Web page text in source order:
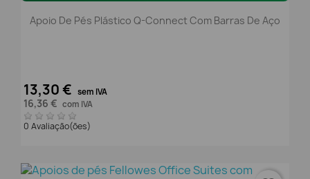
Apoio De Pés Plástico Q-Connect Com Barras De Aço
13,30 € sem IVA
16,36 € com IVA
0 Avaliação(ões)